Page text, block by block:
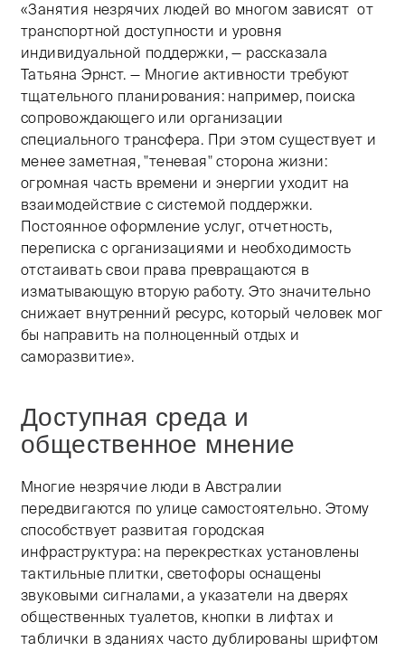
«Занятия незрячих людей во многом зависят от
транспортной доступности и уровня
индивидуальной поддержки, — рассказала
Татьяна Эрнст. — Многие активности требуют
тщательного планирования: например, поиска
сопровождающего или организации
специального трансфера. При этом существует и
менее заметная, "теневая" сторона жизни:
огромная часть времени и энергии уходит на
взаимодействие с системой поддержки.
Постоянное оформление услуг, отчетность,
переписка с организациями и необходимость
отстаивать свои права превращаются в
изматывающую вторую работу. Это значительно
снижает внутренний ресурс, который человек мог
бы направить на полноценный отдых и
саморазвитие».
Доступная среда и
общественное мнение
Многие незрячие люди в Австралии
передвигаются по улице самостоятельно. Этому
способствует развитая городская
инфраструктура: на перекрестках установлены
тактильные плитки, светофоры оснащены
звуковыми сигналами, а указатели на дверях
общественных туалетов, кнопки в лифтах и
таблички в зданиях часто дублированы шрифтом